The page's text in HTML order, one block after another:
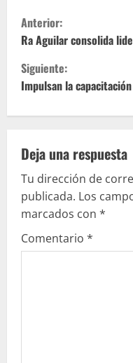
S
i
g
l
e
y
e
Anterior:
Ra Aguilar consolida
Siguiente:
Impulsan la
Deja una respuesta
Tu dirección de
publicada. Los
marcados con *
Comentario *